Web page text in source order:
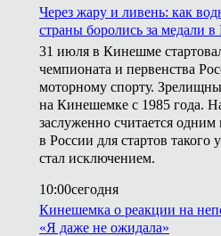
Через жару и ливень: как
страны боролись за медали
31 июля в Кинешме
чемпионата и первенства
моторному спорту.
на Кинешемке с 1985 года.
заслуженно считается
в России для стартов такого
стал исключением.
10:00сегодня
Кинешемка о реакции на
«Я даже не ожидала»